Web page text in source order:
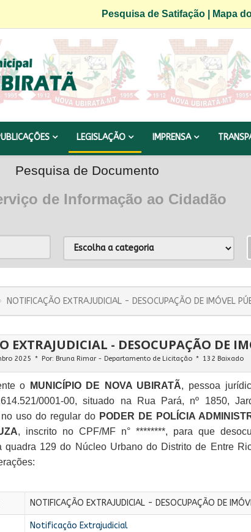
Pesquisa de Satifação| Mapa
LEGISLAÇÃO IMPRENSA
Pesquisa de Documento
de Informação ao Cidadão
NOTIFICAÇÃO EXTRAJUDICIAL - DESOCUPAÇÃO DE IMÓVEL
EXTRAJUDICIAL - DESOCUPAÇÃO DE
2025 Por: Bruna Rimar - Departamento de Licitação 132 Baixado
o MUNICÍPIO DE NOVA UBIRATÃ, pessoa
0001-00, situado na Rua Pará, nº 1850,
no uso do regular do PODER DE POLÍCIA
, inscrito no CPF/MF n° ********, para que
quadra 129 do Núcleo Urbano do Distrito de Entre
NOTIFICAÇÃO EXTRAJUDICIAL - DESOCUPAÇÃO DE
Notificação Extrajudicial